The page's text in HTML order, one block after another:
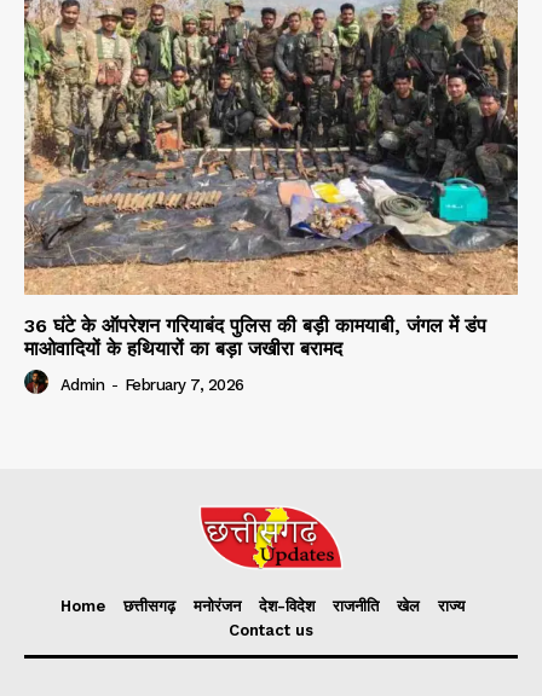
36 घंटे के ऑपरेशन गरियाबंद पुलिस की बड़ी कामयाबी, जंगल में डंप
माओवादियों के हथियारों का बड़ा जखीरा बरामद
Admin - February 7, 2026
Home छत्तीसगढ़ मनोरंजन देश-विदेश राजनीति खेल
राज्य
Contact us